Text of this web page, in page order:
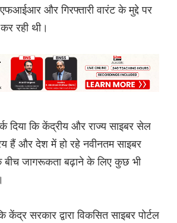
और गिरफ्तारी वारंट के मुद्दे पर
रही थी।
दिया कि केंद्रीय और राज्य साइबर सेल
हैं और देश में हो रहे नवीनतम साइबर
बीच जागरूकता बढ़ाने के लिए कुछ भी
केंद्र सरकार द्वारा विकसित साइबर पोर्टल